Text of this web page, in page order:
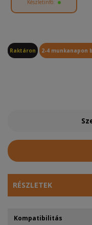
Készletinfó:
Raktáron 2-4 munkanapon
RÉSZLETEK
Kompatibilitás